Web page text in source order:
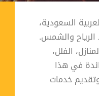
السعودية،
والشمس.
الفلل،
في هذا
وتقديم خدمات